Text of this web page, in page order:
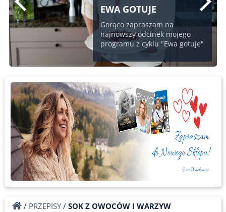
EWA GOTUJE
Gorąco zapraszam na
najnowszy odcinek mojego
programu z cyklu "Ewa gotuje"
/ PRZEPISY/ SOK Z OWOCÓW I WARZYW